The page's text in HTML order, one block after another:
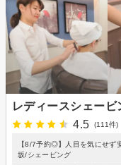
レディースシェー
4.5
(111件)
【8/7予約◎】人目を気にせ
坂/シェービング